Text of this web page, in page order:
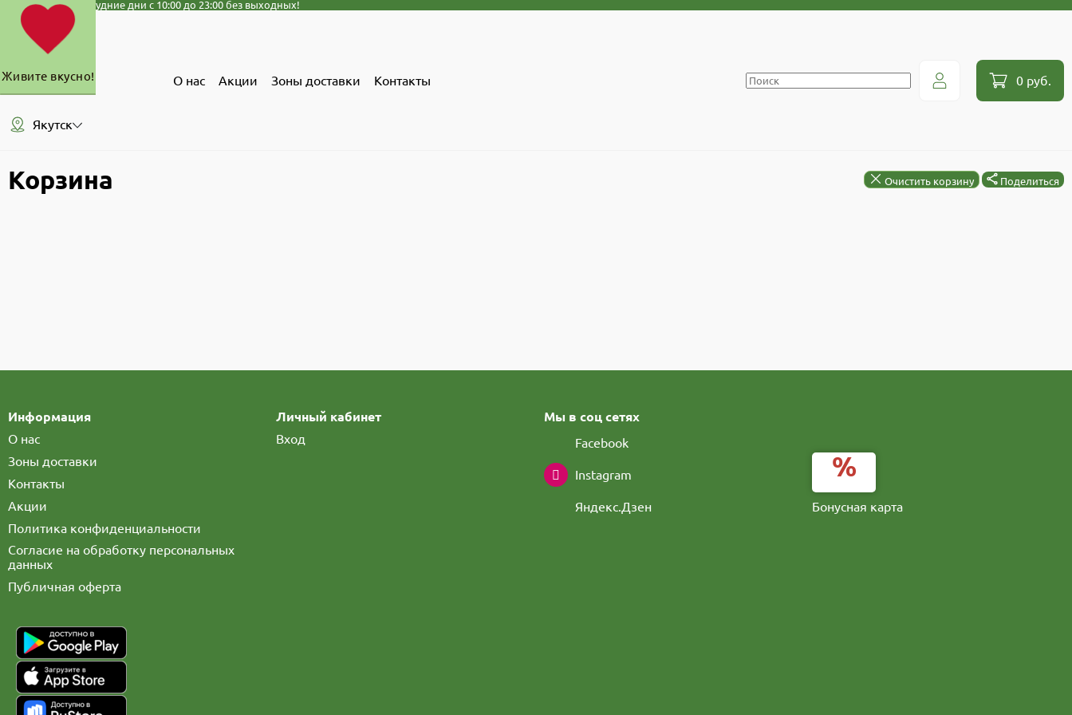
Живите вкусно!
График работы: в будние дни с 10:00 до 23:00 без выходных!
Якутск
О нас Акции Зоны доставки Контакты 0 руб.
Корзина Очистить корзину Поделиться
Информация
О нас
Зоны доставки
Контакты
Акции
Политика конфиденциальности
Согласие на обработку персональных
данных
Публичная оферта
Личный кабинет
Вход
Мы в соц сетях
Facebook
Instagram
Яндекс.Дзен Бонусная карта